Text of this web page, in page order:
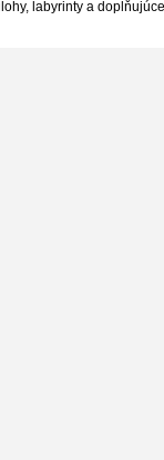
labyrinty a